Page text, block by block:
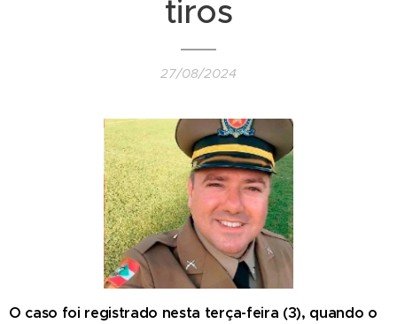
tiros
27/08/2024
O caso foi registrado nesta terça-feira (3), quando o